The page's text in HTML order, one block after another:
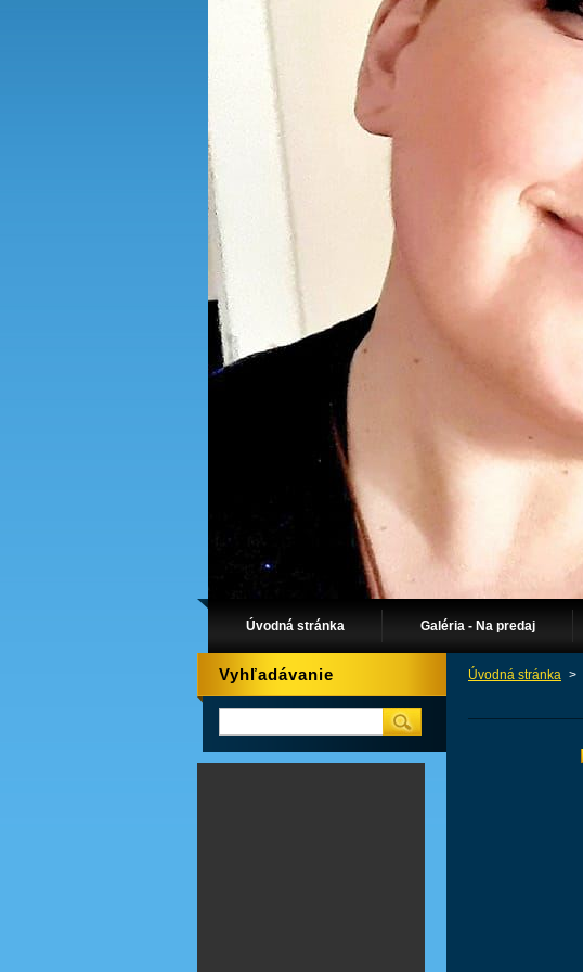
Úvodná stránka Galéria - Na predaj
Úvodná stránka >
Vyhľadávanie